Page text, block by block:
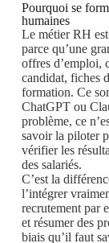
Pourquoi se
humaines
Le métier RH
parce qu’une
offres d’emploi,
candidat, fiches
formation. Ce
ChatGPT ou
problème, ce
savoir la piloter
vérifier les
des salariés.
C’est la
l’intégrer
recrutement par
et résumer des
biais qu’il faut